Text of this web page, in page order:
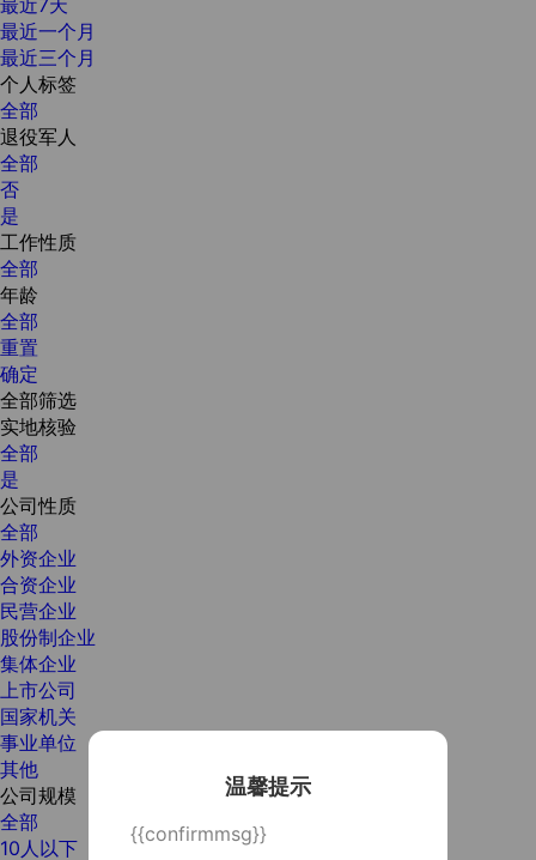
温馨提示
{{confirmmsg}}
最近一个月
最近三个月
个人标签
全部
退役军人
全部
否
是
工作性质
全部
年龄
全部
重置
确定
全部筛选
实地核验
全部
是
公司性质
全部
外资企业
合资企业
民营企业
股份制企业
集体企业
上市公司
国家机关
事业单位
其他
公司规模
全部
10人以下